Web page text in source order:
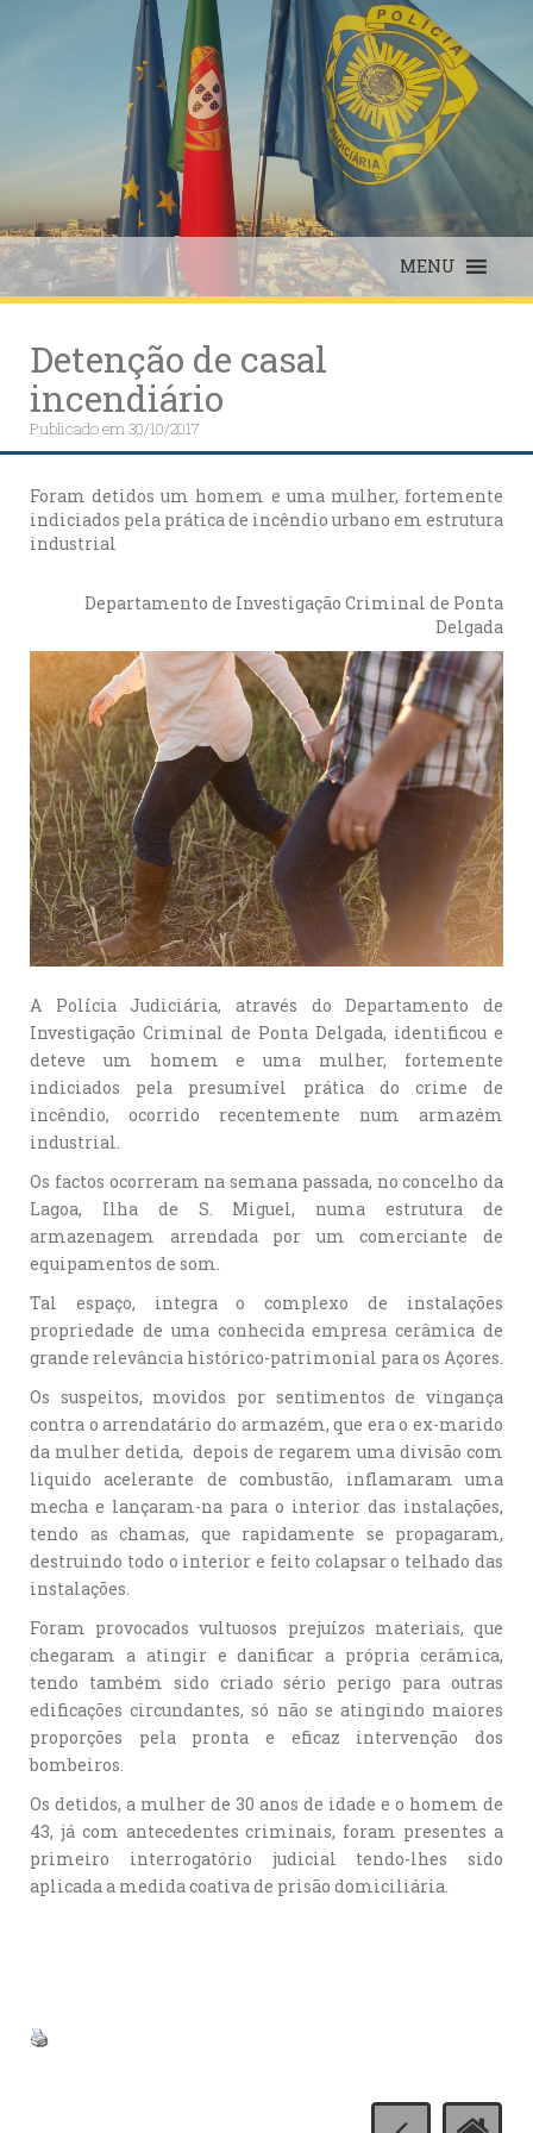
MENU
Detenção de casal
incendiário
Publicado em30/10/2017
Foram detidos um homem e uma mulher, fortemente
indiciados pela prática de incêndio urbano em estrutura
industrial
Departamento de Investigação Criminal de Ponta
Delgada
A Polícia Judiciária, através do Departamento de
Investigação Criminal de Ponta Delgada, identificou e
deteve um homem e uma mulher, fortemente
indiciados pela presumível prática do crime de
incêndio, ocorrido recentemente num armazém
industrial.
Os factos ocorreram na semana passada, no concelho da
Lagoa, Ilha de S. Miguel, numa estrutura de
armazenagem arrendada por um comerciante de
equipamentos de som.
Tal espaço, integra o complexo de instalações
propriedade de uma conhecida empresa cerâmica de
grande relevância histórico-patrimonial para os Açores.
Os suspeitos, movidos por sentimentos de vingança
contra o arrendatário do armazém, que era o ex-marido
da mulher detida, depois de regarem uma divisão com
liquido acelerante de combustão, inflamaram uma
mecha e lançaram-na para o interior das instalações,
tendo as chamas, que rapidamente se propagaram,
destruindo todo o interior e feito colapsar o telhado das
instalações.
Foram provocados vultuosos prejuízos materiais, que
chegaram a atingir e danificar a própria cerâmica,
tendo também sido criado sério perigo para outras
edificações circundantes, só não se atingindo maiores
proporções pela pronta e eficaz intervenção dos
bombeiros.
Os detidos, a mulher de 30 anos de idade e o homem de
43, já com antecedentes criminais, foram presentes a
primeiro interrogatório judicial tendo-lhes sido
aplicada a medida coativa de prisão domiciliária.